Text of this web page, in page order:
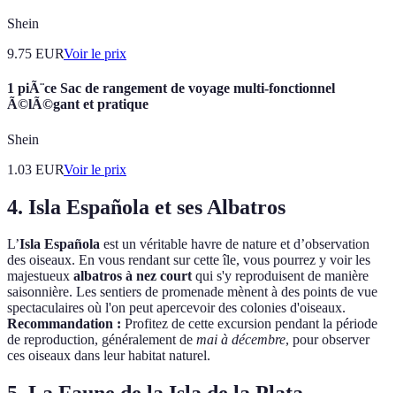
Shein
9.75 EURVoir le prix
1 piÃ¨ce Sac de rangement de voyage multi-fonctionnel
Ã©lÃ©gant et pratique
Shein
1.03 EURVoir le prix
4. Isla Española et ses Albatros
L’Isla Española est un véritable havre de nature et d’observation
des oiseaux. En vous rendant sur cette île, vous pourrez y voir les
majestueux albatros à nez courtqui s'y reproduisent de manière
saisonnière. Les sentiers de promenade mènent à des points de vue
spectaculaires où l'on peut apercevoir des colonies d'oiseaux.
Recommandation : Profitez de cette excursion pendant la période
de reproduction, généralement de mai à décembre, pour observer
ces oiseaux dans leur habitat naturel.